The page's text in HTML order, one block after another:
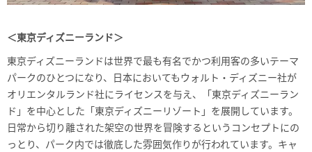
＜東京ディズニーランド＞
東京ディズニーランドは世界で最も有名でかつ利用客の多いテーマ
パークのひとつになり、日本においてもウォルト・ディズニー社が
オリエンタルランド社にライセンスを与え、「東京ディズニーラン
ド」を中心とした「東京ディズニーリゾート」を展開しています。
日常から切り離された架空の世界を冒険するというコンセプトにの
っとり、パーク内では徹底した雰囲気作りが行われています。キャ